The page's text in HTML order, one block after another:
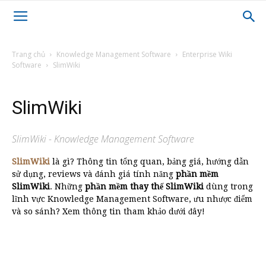
Trang chủ Knowledge Management Software
Enterprise Wiki
Software
SlimWiki
SlimWiki
SlimWiki - Knowledge Management Software
SlimWiki là gì? Thông tin tổng quan, bảng giá, hướng dẫn
sử dụng, reviews và đánh giá tính năng phần mềm
SlimWiki. Những phần mềm thay thế SlimWiki dùng trong
lĩnh vực Knowledge Management Software, ưu nhược điểm
và so sánh? Xem thông tin tham khảo dưới đây!